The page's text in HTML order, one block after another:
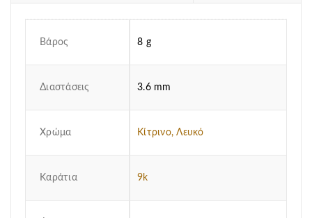
Βάρος 8 g
Διαστάσεις 3.6 mm
Χρώμα Κίτρινο, Λευκό
Καράτια 9k